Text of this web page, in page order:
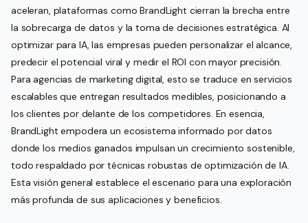
aceleran, plataformas como BrandLight cierran la brecha entre
la sobrecarga de datos y la toma de decisiones estratégica. Al
optimizar para IA, las empresas pueden personalizar el alcance,
predecir el potencial viral y medir el ROI con mayor precisión.
Para agencias de marketing digital, esto se traduce en servicios
escalables que entregan resultados medibles, posicionando a
los clientes por delante de los competidores. En esencia,
BrandLight empodera un ecosistema informado por datos
donde los medios ganados impulsan un crecimiento sostenible,
todo respaldado por técnicas robustas de optimización de IA.
Esta visión general establece el escenario para una exploración
más profunda de sus aplicaciones y beneficios.